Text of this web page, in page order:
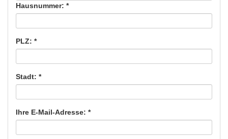
Hausnummer: *
PLZ: *
Stadt: *
Ihre E-Mail-Adresse: *